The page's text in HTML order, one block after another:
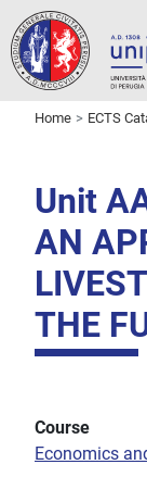
Home ECTS
Unit
AN
THE
Course
Economics